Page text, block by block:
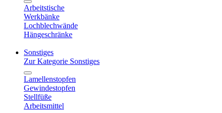
Arbeitstische
Werkbänke
Lochblechwände
Hängeschränke
Sonstiges
Zur Kategorie Sonstiges
Lamellenstopfen
Gewindestopfen
Stellfüße
Arbeitsmittel